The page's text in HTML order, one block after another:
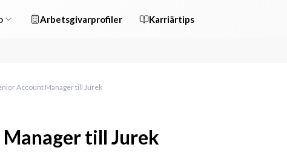
Arbetsgivarprofiler Karriärtips
Account Manager till Jurek
till Jurek